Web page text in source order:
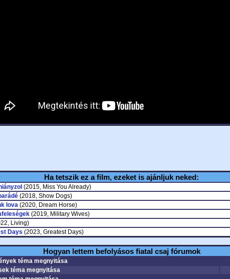
Ha tetszik ez a film, ezeket is ajánljuk neked:
(2015, Miss You Already)
(2018, Show Dogs)
lova(2020, Dream Horse)
(2019, Military Wives)
Living)
Days (2023, Greatest Days)
Hogyan lettem befolyásos fiatal csaj fórumok
téma megnyitása
téma megnyitása